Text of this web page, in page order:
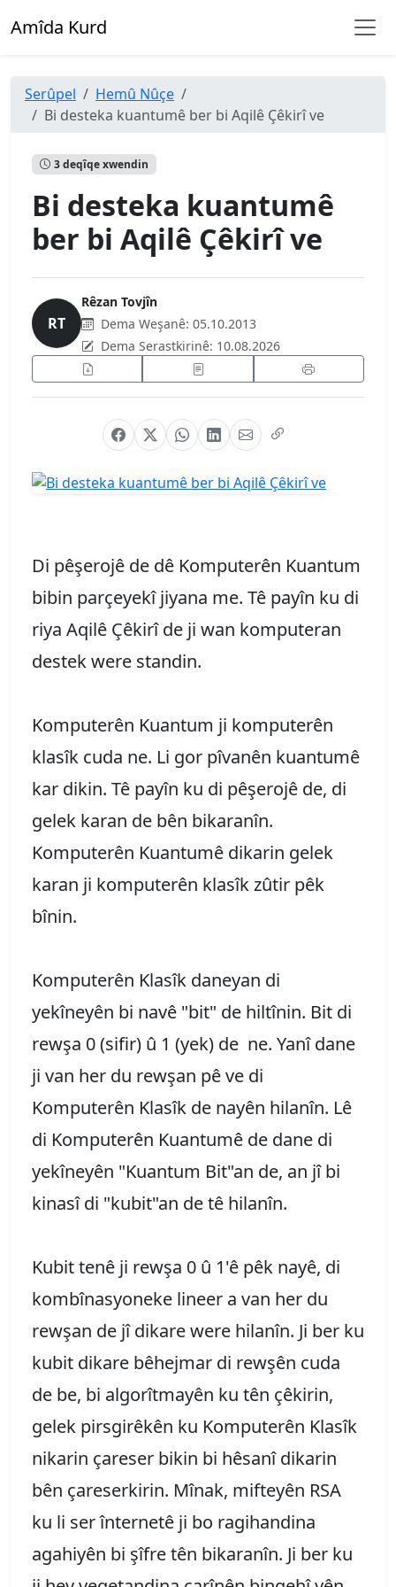
Amîda Kurd
Serûpel
Hemû Nûçe
Bi desteka kuantumê ber bi Aqilê Çêkirî ve
3 deqîqe xwendin
Bi desteka kuantumê
ber bi Aqilê Çêkirî ve
RT
Rêzan Tovjîn
Dema Weşanê: 05.10.2013
Dema Serastkirinê: 10.08.2026
Di pêşerojê de dê Komputerên Kuantum
bibin parçeyekî jiyana me. Tê payîn ku di
riya Aqilê Çêkirî de ji wan komputeran
destek were standin.
Komputerên Kuantum ji komputerên
klasîk cuda ne. Li gor pîvanên kuantumê
kar dikin. Tê payîn ku di pêşerojê de, di
gelek karan de bên bikaranîn.
Komputerên Kuantumê dikarin gelek
karan ji komputerên klasîk zûtir pêk
bînin.
Komputerên Klasîk daneyan di
yekîneyên bi navê "bit" de hiltînin. Bit di
rewşa 0 (sifir) û 1 (yek) de ne. Yanî dane
ji van her du rewşan pê ve di
Komputerên Klasîk de nayên hilanîn. Lê
di Komputerên Kuantumê de dane di
yekîneyên "Kuantum Bit"an de, an jî bi
kinasî di "kubit"an de tê hilanîn.
Kubit tenê ji rewşa 0 û 1'ê pêk nayê, di
kombînasyoneke lineer a van her du
rewşan de jî dikare were hilanîn. Ji ber ku
kubit dikare bêhejmar di rewşên cuda
de be, bi algorîtmayên ku tên çêkirin,
gelek pirsgirêkên ku Komputerên Klasîk
nikarin çareser bikin bi hêsanî dikarin
bên çareserkirin. Mînak, mifteyên RSA
ku li ser înternetê ji bo ragihandina
agahiyên bi şîfre tên bikaranîn. Ji ber ku